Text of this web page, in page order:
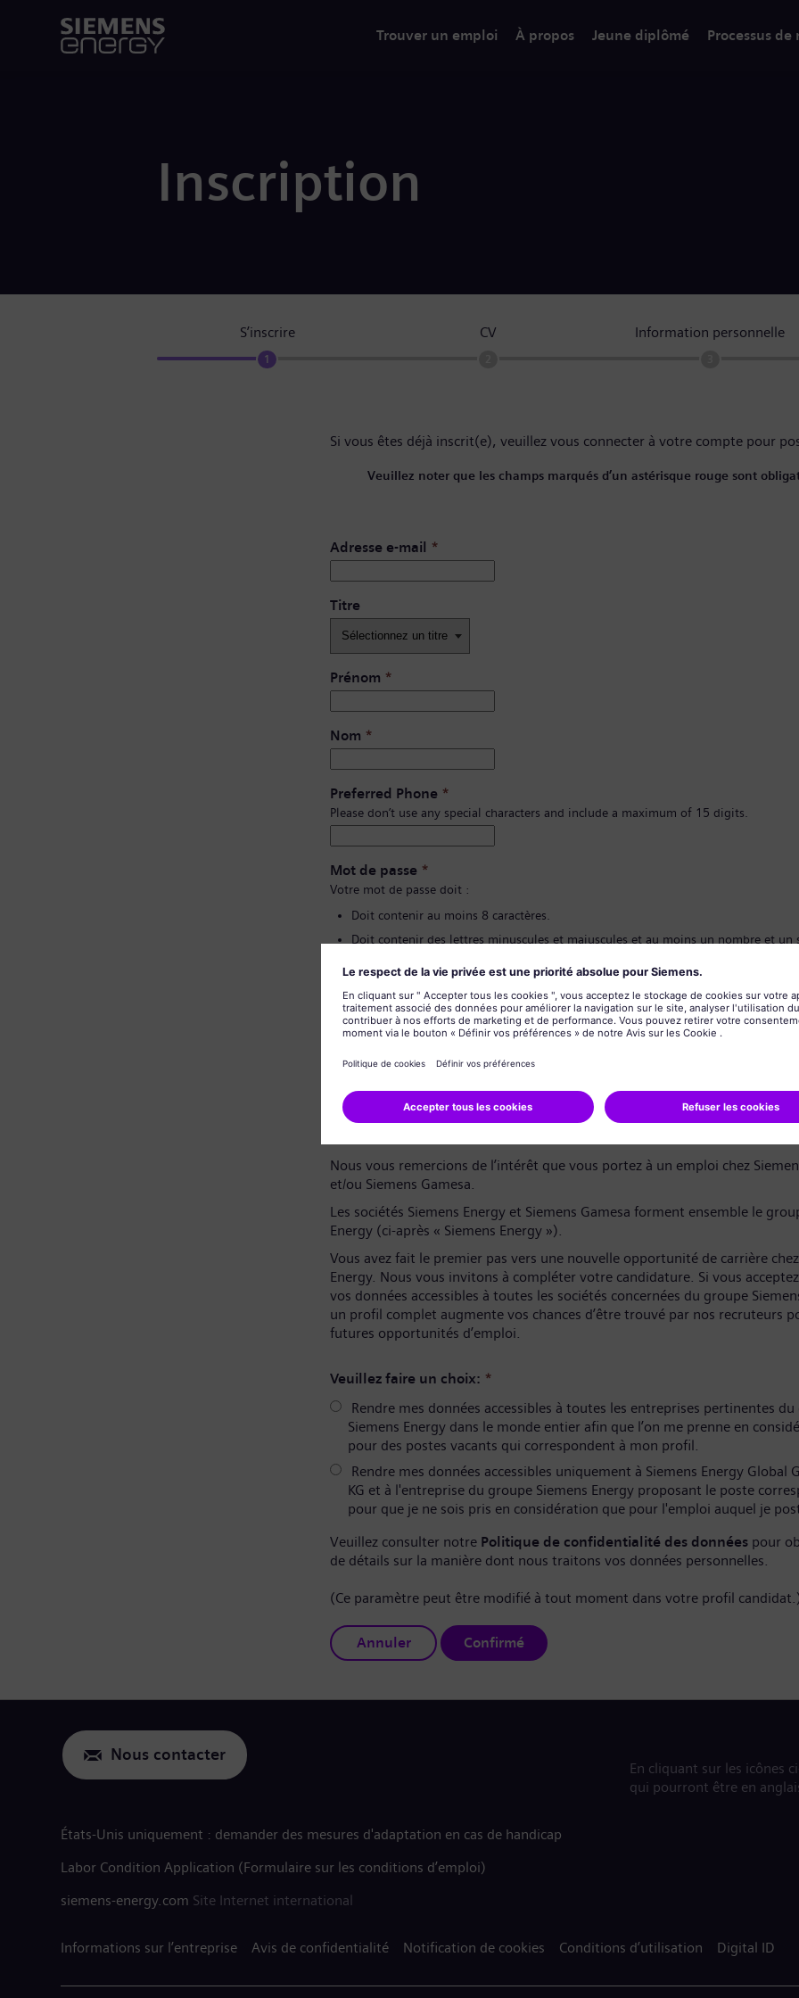
Trouver un emploi À propos Jeune diplômé Processus
Inscription
S’inscrire
1
CV Information personnelle
Si vous êtes déjà inscrit(e), veuillez vous connecter à votre compte pour
Veuillez noter que les champs marqués d’un astérisque rouge sont
Adresse e-mail *
Titre
Prénom *
Nom *
Preferred Phone *
Please don’t use any special characters and include a maximum of 15 digits.
Mot de passe *
Votre mot de passe doit :
Doit contenir au moins 8 caractères.
Doit contenir des lettres minuscules et majuscules et au moins un nombre et un
Politique de confidentialité des données
Nous vous remercions de l’intérêt que vous portez à un emploi chez
et/ou Siemens Gamesa.
Les sociétés Siemens Energy et Siemens Gamesa forment ensemble le
Energy (ci-après « Siemens Energy »).
Vous avez fait le premier pas vers une nouvelle opportunité de carrière
Energy. Nous vous invitons à compléter votre candidature. Si vous
vos données accessibles à toutes les sociétés concernées du groupe
un profil complet augmente vos chances d’être trouvé par nos recruteurs
futures opportunités d’emploi.
Veuillez faire un choix: *
Rendre mes données accessibles à toutes les entreprises pertinentes
Siemens Energy dans le monde entier afin que l’on me prenne en
pour des postes vacants qui correspondent à mon profil.
Rendre mes données accessibles uniquement à Siemens Energy Global
KG et à l'entreprise du groupe Siemens Energy proposant le poste
pour que je ne sois pris en considération que pour l'emploi auquel je
Veuillez consulter notre Politique de confidentialité des données pour
de détails sur la manière dont nous traitons vos données personnelles.
(Ce paramètre peut être modifié à tout moment dans votre profil
Annuler Confirmé
Nous contacter
En cliquant sur les icônes
qui pourront être en
États-Unis uniquement : demander des mesures d'adaptation en cas de handicap
Labor Condition Application (Formulaire sur les conditions d’emploi)
siemens-energy.com Site Internet international
Informations sur l’entreprise Avis de confidentialité Notification de cookies Conditions d’utilisation Digital ID